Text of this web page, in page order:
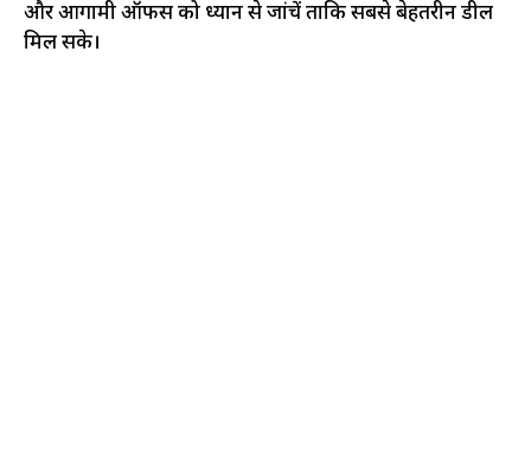
और आगामी ऑफर्स को ध्यान से जांचें ताकि सबसे बेहतरीन डील
मिल सके।